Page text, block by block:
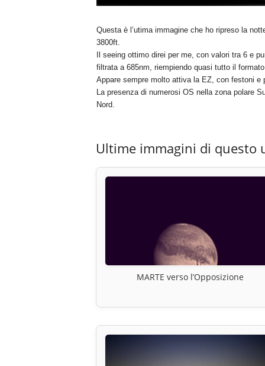
Questa è l’utima immagine che ho ripreso la
3800ft.
Il seeing ottimo direi per me, con valori tra 6 e
filtrata a 685nm, riempiendo quasi tutto il
Appare sempre molto attiva la EZ, con festoni e
La presenza di numerosi OS nella zona polare
Nord.
Ultime immagini di questo
MARTE verso l’Opposizione